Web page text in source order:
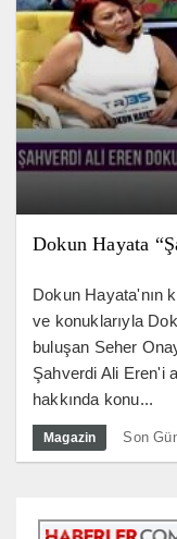
Dokun Hayata
Dokun Hayata'nın
ve konuklarıyla
buluşan Seher
Şahverdi Ali Eren'i
hakkında konu...
Magazin Son